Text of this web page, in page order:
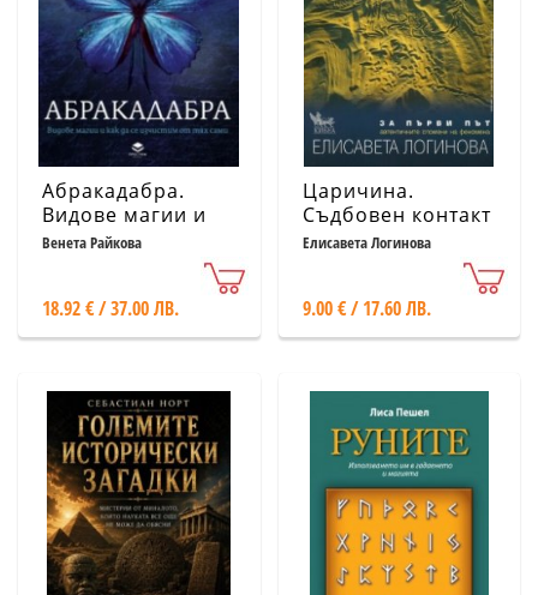
Абракадабра.
Видове магии и
как да се
изчистим от тях
Венета Райкова
18.92 € / 37.00 ЛВ.
Царичина.
Съдбовен контакт
Елисавета Логинова
9.00 € / 17.60 ЛВ.